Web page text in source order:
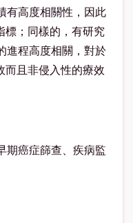
有高度相關性，因此
標；同樣的，有研究
進程高度相關，對於
而且非侵入性的療效
期癌症篩查、疾病監